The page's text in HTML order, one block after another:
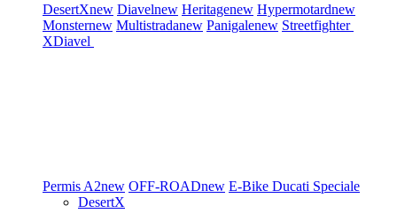
DesertXnew Diavelnew Heritagenew Hypermotardnew
Monsternew Multistradanew Panigalenew Streetfighter
XDiavel
Permis A2new OFF-ROADnew E-Bike Ducati Speciale
DesertX